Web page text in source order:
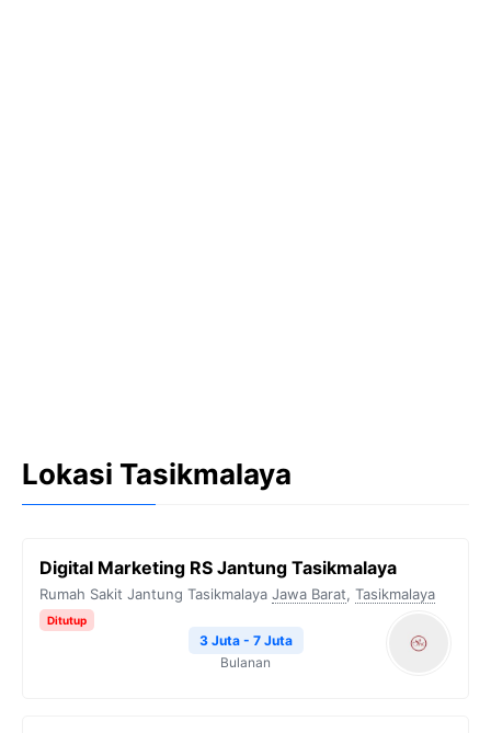
Lokasi Tasikmalaya
Digital Marketing RS Jantung Tasikmalaya
Rumah Sakit Jantung Tasikmalaya Jawa Barat, Tasikmalaya
Ditutup
3 Juta - 7 Juta
Bulanan